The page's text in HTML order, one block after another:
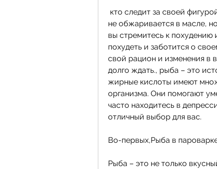
не обжаривается в масле,
вы стремитесь к похудению
похудеть и заботится о
свой рацион и изменения в
долго ждать., рыба – это
жирные кислоты имеют
организма. Они помогают
часто находитесь в
отличный выбор для вас.
Во-первых,Рыба в
Рыба – это не только